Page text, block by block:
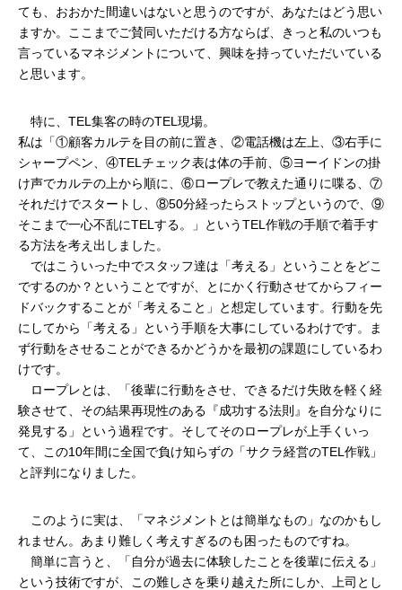
ても、おおかた間違いはないと思うのですが、あなたはどう思い
ますか。ここまでご賛同いただける方ならば、きっと私のいつも
言っているマネジメントについて、興味を持っていただいている
と思います。
特に、TEL集客の時のTEL現場。
私は「①顧客カルテを目の前に置き、②電話機は左上、③右手に
シャープペン、④TELチェック表は体の手前、⑤ヨーイドンの掛
け声でカルテの上から順に、⑥ロープレで教えた通りに喋る、⑦
それだけでスタートし、⑧50分経ったらストップというので、⑨
そこまで一心不乱にTELする。」というTEL作戦の手順で着手す
る方法を考え出しました。
ではこういった中でスタッフ達は「考える」ということをどこ
でするのか？ということですが、とにかく行動させてからフィー
ドバックすることが「考えること」と想定しています。行動を先
にしてから「考える」という手順を大事にしているわけです。ま
ず行動をさせることができるかどうかを最初の課題にしているわ
けです。
ロープレとは、「後輩に行動をさせ、できるだけ失敗を軽く経
験させて、その結果再現性のある『成功する法則』を自分なりに
発見する」という過程です。そしてそのロープレが上手くいっ
て、この10年間に全国で負け知らずの「サクラ経営のTEL作戦」
と評判になりました。
このように実は、「マネジメントとは簡単なもの」なのかもし
れません。あまり難しく考えすぎるのも困ったものですね。
簡単に言うと、「自分が過去に体験したことを後輩に伝える」
という技術ですが、この難しさを乗り越えた所にしか、上司とし